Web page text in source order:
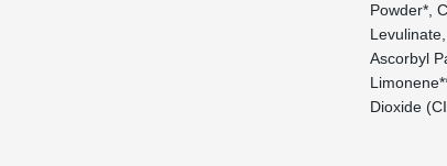
Powder*,
Ascorbyl
Dioxide